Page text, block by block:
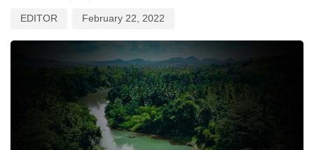
EDITOR February 22, 2022